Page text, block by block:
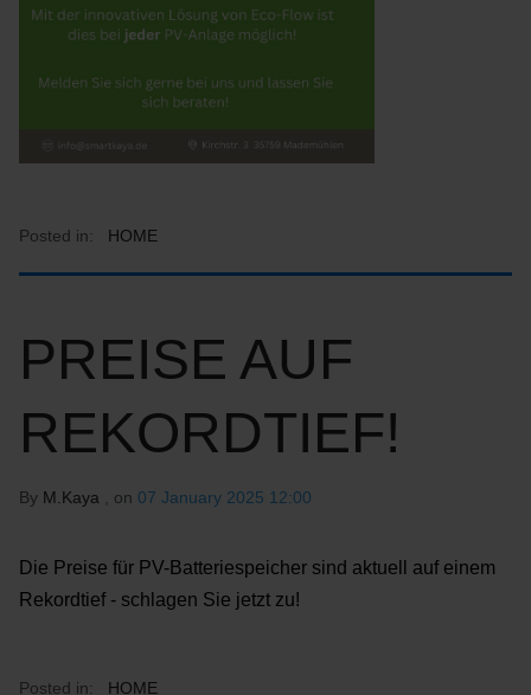
Posted in: HOME
PREISE AUF
REKORDTIEF!
By M.Kaya , on 07 January 2025 12:00
Die Preise für PV-Batteriespeicher sind aktuell auf einem
Rekordtief - schlagen Sie jetzt zu!
Posted in: HOME